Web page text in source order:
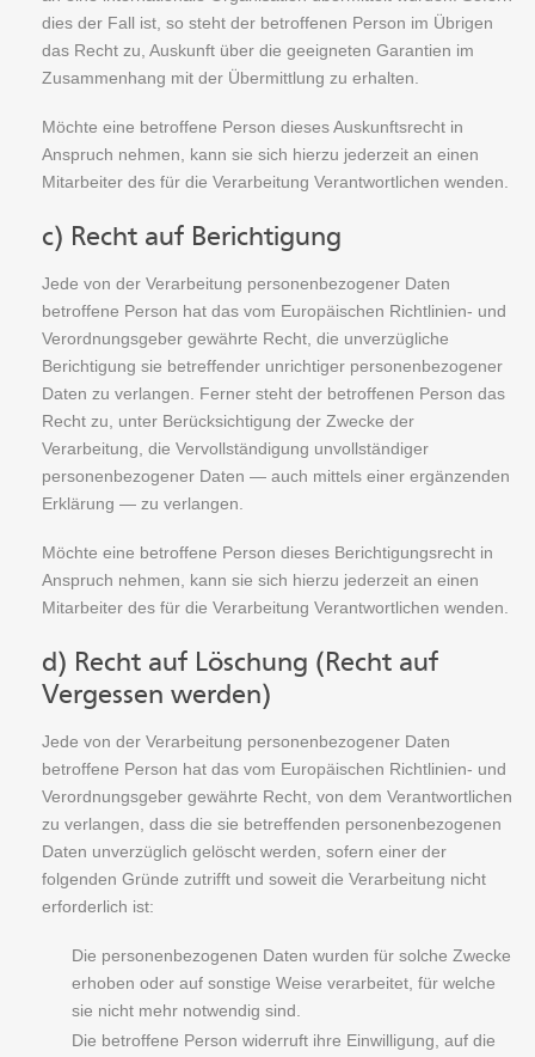
dies der Fall ist, so steht der betroffenen Person im Übrigen
das Recht zu, Auskunft über die geeigneten Garantien im
Zusammenhang mit der Übermittlung zu erhalten.
Möchte eine betroffene Person dieses Auskunftsrecht in
Anspruch nehmen, kann sie sich hierzu jederzeit an einen
Mitarbeiter des für die Verarbeitung Verantwortlichen wenden.
c) Recht auf Berichtigung
Jede von der Verarbeitung personenbezogener Daten
betroffene Person hat das vom Europäischen Richtlinien- und
Verordnungsgeber gewährte Recht, die unverzügliche
Berichtigung sie betreffender unrichtiger personenbezogener
Daten zu verlangen. Ferner steht der betroffenen Person das
Recht zu, unter Berücksichtigung der Zwecke der
Verarbeitung, die Vervollständigung unvollständiger
personenbezogener Daten — auch mittels einer ergänzenden
Erklärung — zu verlangen.
Möchte eine betroffene Person dieses Berichtigungsrecht in
Anspruch nehmen, kann sie sich hierzu jederzeit an einen
Mitarbeiter des für die Verarbeitung Verantwortlichen wenden.
d) Recht auf Löschung (Recht auf
Vergessen werden)
Jede von der Verarbeitung personenbezogener Daten
betroffene Person hat das vom Europäischen Richtlinien- und
Verordnungsgeber gewährte Recht, von dem Verantwortlichen
zu verlangen, dass die sie betreffenden personenbezogenen
Daten unverzüglich gelöscht werden, sofern einer der
folgenden Gründe zutrifft und soweit die Verarbeitung nicht
erforderlich ist:
Die personenbezogenen Daten wurden für solche Zwecke
erhoben oder auf sonstige Weise verarbeitet, für welche
sie nicht mehr notwendig sind.
Die betroffene Person widerruft ihre Einwilligung, auf die